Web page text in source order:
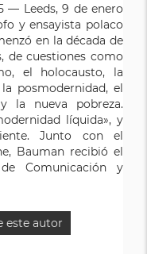
— Leeds, 9 de enero
y ensayista polaco
en la década de
de cuestiones como
el holocausto, la
posmodernidad, el
la nueva pobreza.
líquida», y
Junto con el
Bauman recibió el
Comunicación y
este autor